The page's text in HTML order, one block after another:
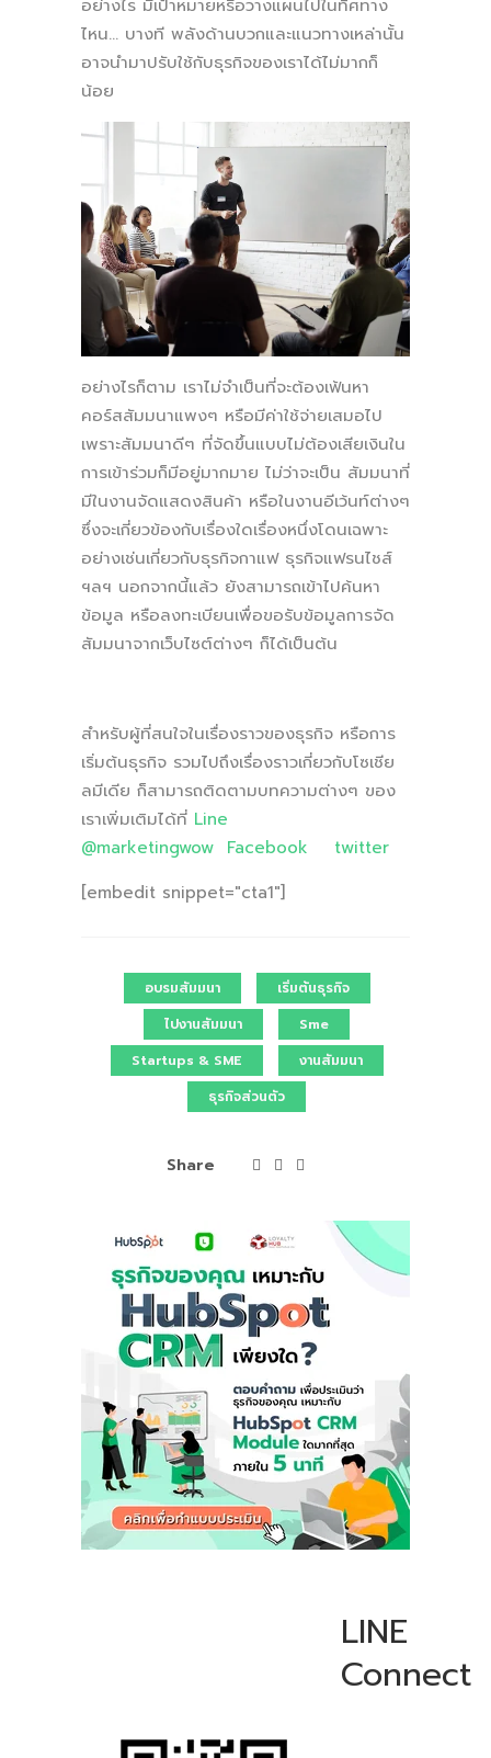
อย่างไร มีเป้าหมายหรือวางแผนไปในทิศทาง
ไหน... บางที พลังด้านบวกและแนวทางเหล่านั้น
อาจนำมาปรับใช้กับธุรกิจของเราได้ไม่มากก็
น้อย
อย่างไรก็ตาม เราไม่จำเป็นที่จะต้องเฟ้นหา
คอร์สสัมมนาแพงๆ หรือมีค่าใช้จ่ายเสมอไป
เพราะสัมมนาดีๆ ที่จัดขึ้นแบบไม่ต้องเสียเงินใน
การเข้าร่วมก็มีอยู่มากมาย ไม่ว่าจะเป็น สัมมนาที่
มีในงานจัดแสดงสินค้า หรือในงานอีเว้นท์ต่างๆ
ซึ่งจะเกี่ยวข้องกับเรื่องใดเรื่องหนึ่งโดนเฉพาะ
อย่างเช่นเกี่ยวกับธุรกิจกาแฟ ธุรกิจแฟรนไชส์
ฯลฯ นอกจากนี้แล้ว ยังสามารถเข้าไปค้นหา
ข้อมูล หรือลงทะเบียนเพื่อขอรับข้อมูลการจัด
สัมมนาจากเว็บไซต์ต่างๆ ก็ได้เป็นต้น
สำหรับผู้ที่สนใจในเรื่องราวของธุรกิจ หรือการ
เริ่มต้นธุรกิจ รวมไปถึงเรื่องราวเกี่ยวกับโซเชีย
ลมีเดีย ก็สามารถติดตามบทความต่างๆ ของ
เราเพิ่มเติมได้ที่ Line
@marketingwow Facebook
twitter
[embedit snippet="cta1"]
อบรมสัมมนา
เริ่มต้นธุรกิจ
ไปงานสัมมนา
Sme
Startups & SME
งานสัมมนา
ธุรกิจส่วนตัว
Share
LINE
Connect